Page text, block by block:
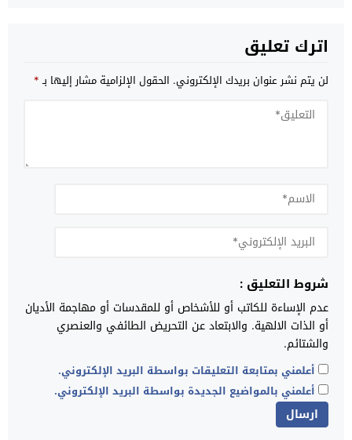
اترك تعليق
لن يتم نشر عنوان بريدك الإلكتروني. الحقول الإلزامية مشار إليها بـ*
شروط التعليق :
عدم الإساءة للكاتب أو للأشخاص أو للمقدسات أو مهاجمة الأديان
أو الذات الالهية. والابتعاد عن التحريض الطائفي والعنصري
والشتائم.
أعلمني بمتابعة التعليقات بواسطة البريد الإلكتروني.
أعلمني بالمواضيع الجديدة بواسطة البريد الإلكتروني.